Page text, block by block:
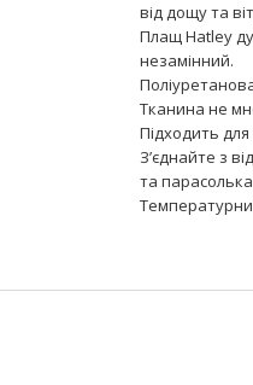
від дощу та
Плащ Hatley
незамінний.
Тканина не
Підходить
З’єднайте з
та